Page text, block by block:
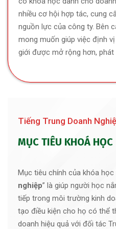
nhiều cơ hội hợp tác, cung
nguồn lực của công ty. Bên
mong muốn giúp việc định
giới được mở rộng hơn, phát
Tiếng Trung Doanh
MỤC TIÊU KHOÁ HỌC
Mục tiêu chính của khóa học
nghiệp” là giúp người học
tiếp trong môi trường kinh
tạo điều kiện cho họ có thể
doanh hiệu quả với đối tác